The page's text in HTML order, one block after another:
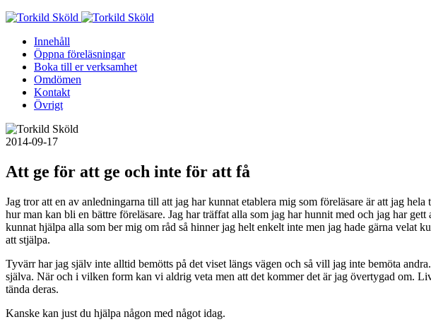
Skip
contentInnehåll
Öppna föreläsningar
Boka till er verksamhet
Omdömen
Kontakt
Övrigt
2014-09-17
Att ge för att ge och inte för att få
Jag tror att en av anledningarna till att jag har kunnat etablera mig som föreläsare är att jag
hur man kan bli en bättre föreläsare. Jag har träffat alla som jag har hunnit med och jag har
kunnat hjälpa alla som ber mig om råd så hinner jag helt enkelt inte men jag hade gärna velat
att stjälpa.
Tyvärr har jag själv inte alltid bemötts på det viset längs vägen och så vill jag inte bemöta
själva. När och i vilken form kan vi aldrig veta men att det kommer det är jag övertygad om.
tända deras.
Kanske kan just du hjälpa någon med något idag.